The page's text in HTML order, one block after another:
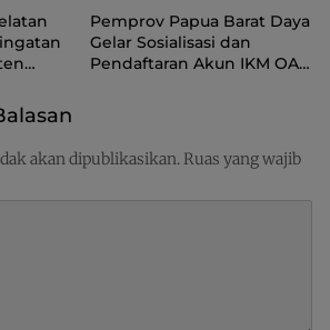
Pemprov Papua Barat Daya
Gelar Sosialisasi dan
Pendaftaran Akun IKM OAP
akan dipublikasikan.Ruas yang wajib